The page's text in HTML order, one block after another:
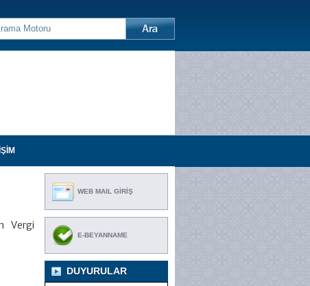
Vergi
WEB MAIL GİRİŞ
E-BEYANNAME
DUYURULAR